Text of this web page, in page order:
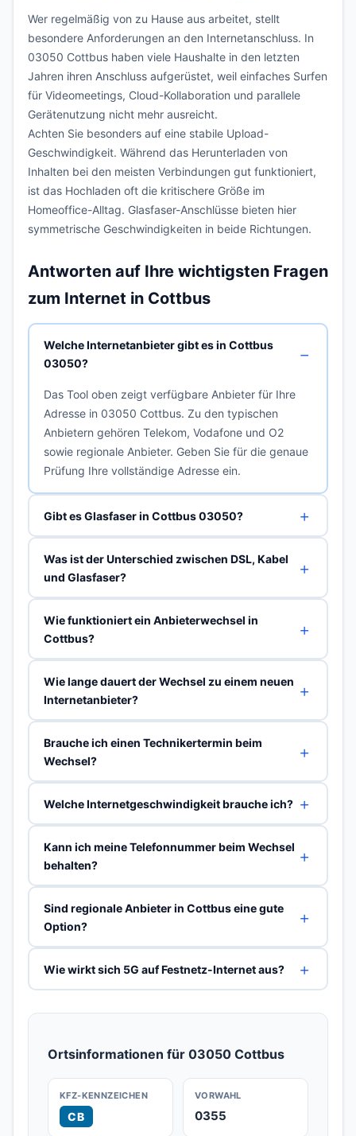
Wer regelmäßig von zu Hause aus arbeitet, stellt
besondere Anforderungen an den Internetanschluss. In
03050 Cottbus haben viele Haushalte in den letzten
Jahren ihren Anschluss aufgerüstet, weil einfaches Surfen
für Videomeetings, Cloud-Kollaboration und parallele
Gerätenutzung nicht mehr ausreicht.
Achten Sie besonders auf eine stabile Upload-
Geschwindigkeit. Während das Herunterladen von
Inhalten bei den meisten Verbindungen gut funktioniert,
ist das Hochladen oft die kritischere Größe im
Homeoffice-Alltag. Glasfaser-Anschlüsse bieten hier
symmetrische Geschwindigkeiten in beide Richtungen.
Antworten auf Ihre wichtigsten Fragen
zum Internet in Cottbus
Welche Internetanbieter gibt es in Cottbus
03050?
Das Tool oben zeigt verfügbare Anbieter für Ihre
Adresse in 03050 Cottbus. Zu den typischen
Anbietern gehören Telekom, Vodafone und O2
sowie regionale Anbieter. Geben Sie für die genaue
Prüfung Ihre vollständige Adresse ein.
Gibt es Glasfaser in Cottbus 03050?
Was ist der Unterschied zwischen DSL, Kabel
und Glasfaser?
Wie funktioniert ein Anbieterwechsel in
Cottbus?
Wie lange dauert der Wechsel zu einem neuen
Internetanbieter?
Brauche ich einen Technikertermin beim
Wechsel?
Welche Internetgeschwindigkeit brauche ich?
Kann ich meine Telefonnummer beim Wechsel
behalten?
Sind regionale Anbieter in Cottbus eine gute
Option?
Wie wirkt sich 5G auf Festnetz-Internet aus?
Ortsinformationen für 03050 Cottbus
KFZ-KENNZEICHEN
CB
VORWAHL
0355